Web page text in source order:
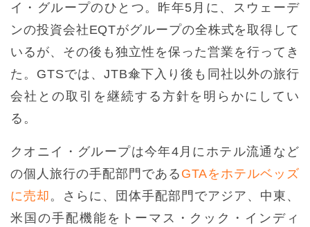
イ・グループのひとつ。昨年5月に、スウェーデ
ンの投資会社EQTがグループの全株式を取得して
いるが、その後も独立性を保った営業を行ってき
た。GTSでは、JTB傘下入り後も同社以外の旅行
会社との取引を継続する方針を明らかにしてい
る。
クオニイ・グループは今年4月にホテル流通など
の個人旅行の手配部門である GTAをホテルベッズ
に売却。さらに、団体手配部門でアジア、中東、
米国の手配機能をトーマス・クック・インディ